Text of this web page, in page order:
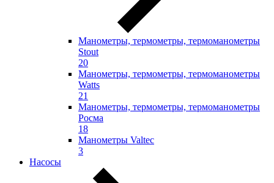
Манометры, термометры, термоманометры
Stout
20
Манометры, термометры, термоманометры
Watts
21
Манометры, термометры, термоманометры
Росма
18
Манометры Valtec
3
Насосы